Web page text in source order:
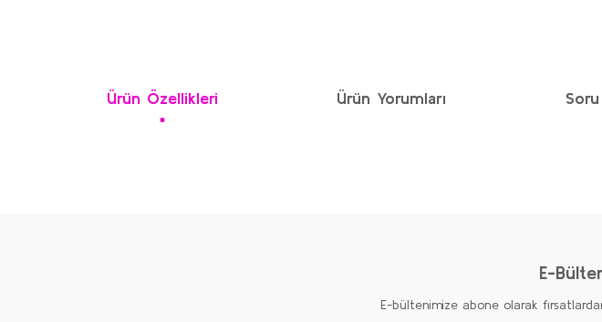
Ürün Özellikleri Ürün Yorumları
E-
E-bültenimize abone olarak